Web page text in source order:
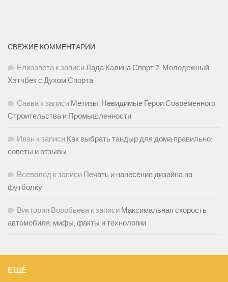
СВЕЖИЕ КОММЕНТАРИИ
Елизаветак записиЛада Калина Спорт 2: Молодежный
Хэтчбек с Духом Спорта
Саввак записи Метизы: Невидимые Герои Современного
Строительства и Промышленности
Иван к записи Как выбрать тандыр для дома правильно:
советы и отзывы
Всеволод к записи Печать и нанесение дизайна на
футболку
Виктория Воробьевак записи Максимальная скорость
автомобиля: мифы, факты и технологии
ЕЩЁ